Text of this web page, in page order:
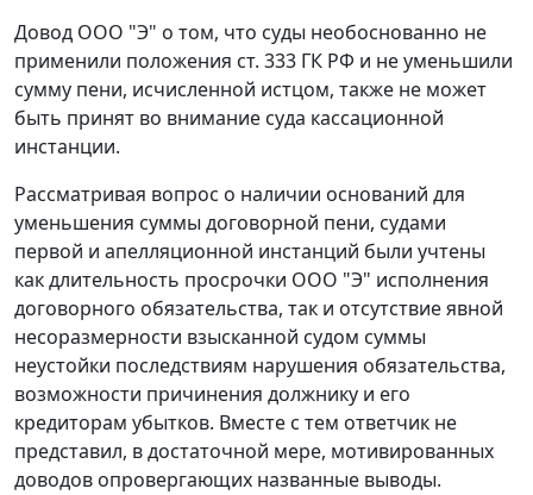
Довод ООО "Э" о том, что суды необоснованно не
применили положения ст. 333 ГК РФ и не уменьшили
сумму пени, исчисленной истцом, также не может
быть принят во внимание суда кассационной
инстанции.
Рассматривая вопрос о наличии оснований для
уменьшения суммы договорной пени, судами
первой и апелляционной инстанций были учтены
как длительность просрочки ООО "Э" исполнения
договорного обязательства, так и отсутствие явной
несоразмерности взысканной судом суммы
неустойки последствиям нарушения обязательства,
возможности причинения должнику и его
кредиторам убытков. Вместе с тем ответчик не
представил, в достаточной мере, мотивированных
доводов опровергающих названные выводы.